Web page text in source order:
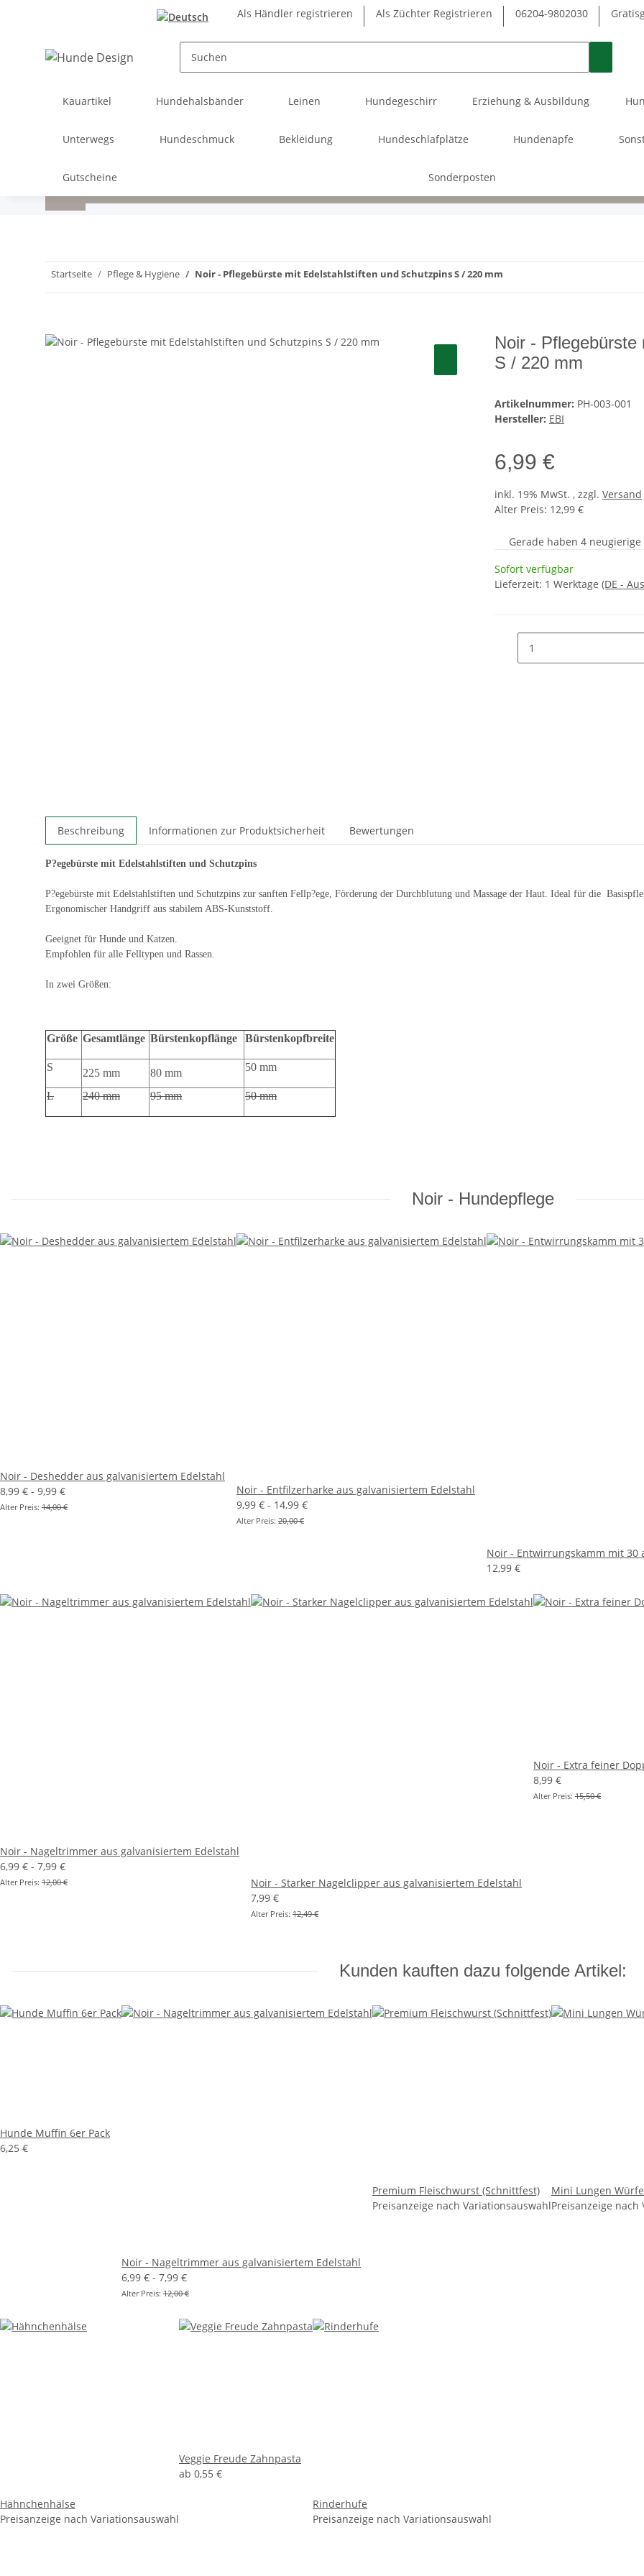
Als Händler registrieren Als Züchter Registrieren 06204-9802030
Kauartikel Hundehalsbänder Leinen Hundegeschirr Erziehung & Ausbildung
Unterwegs Hundeschmuck Bekleidung Hundeschlafplätze Hundenäpfe
Gutscheine Sonderposten
Startseite Pflege & Hygiene Noir - Pflegebürste mit Edelstahlstiften und Schutzpins S / 220 mm
Noir -
S / 220 mm
Artikelnummer: PH-003-001
Hersteller: EBI
6,99 €
inkl. 19% MwSt. , zzgl. Versand
Alter Preis: 12,99 €
Gerade haben 4
Sofort verfügbar
Lieferzeit: 1 Werktage (DE -
Beschreibung Informationen zur Produktsicherheit Bewertungen
P?egebürste mit Edelstahlstiften und Schutzpins
P?egebürste mit Edelstahlstiften und Schutzpins zur sanften Fellp?ege, Förderung der Durchblutung und Massage der Haut. Ideal für die
Ergonomischer Handgriff aus stabilem ABS-Kunststoff.
Geeignet für Hunde und Katzen.
Empfohlen für alle Felltypen und Rassen.
In zwei Größen:
Größe Gesamtlänge Bürstenkopflänge Bürstenkopfbreite
S 225 mm 80 mm 50 mm
L 240 mm 95 mm 50 mm
Noir - Hundepflege
Noir - Deshedder aus galvanisiertem Edelstahl
8,99 € - 9,99 €
Alter Preis: 14,00 €
Noir - Entfilzerharke aus galvanisiertem Edelstahl
9,99 € - 14,99 €
Alter Preis: 20,00 €
Noir - Entwirrungskamm mit
12,99 €
Noir - Nageltrimmer aus galvanisiertem Edelstahl
6,99 € - 7,99 €
Alter Preis: 12,00 €
Noir - Starker Nagelclipper aus galvanisiertem Edelstahl
7,99 €
Alter Preis: 12,49 €
Noir - Extra feiner
8,99 €
Alter Preis: 15,50 €
Kunden kauften dazu folgende Artikel:
Hunde Muffin 6er Pack
6,25 €
Noir - Nageltrimmer aus galvanisiertem Edelstahl
6,99 € - 7,99 €
Alter Preis: 12,00 €
Premium Fleischwurst (Schnittfest)
Preisanzeige nach Variationsauswahl
Mini Lungen
Preisanzeige
Hähnchenhälse
Preisanzeige nach Variationsauswahl
Veggie Freude Zahnpasta
ab 0,55 €
Rinderhufe
Preisanzeige nach Variationsauswahl